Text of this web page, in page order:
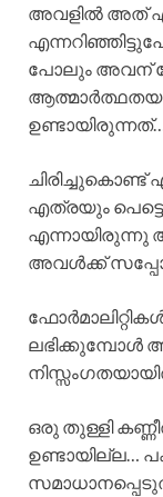
അവളിൽ അത്
പോലും അവന്
ചിരിച്ചുകൊണ്ട്
എത്രയും
എന്നായിരുന്നു
അവൾക്ക്
ലഭിക്കുമ്പോൾ
ഒരു തുള്ളി
ഉണ്ടായില്ല…